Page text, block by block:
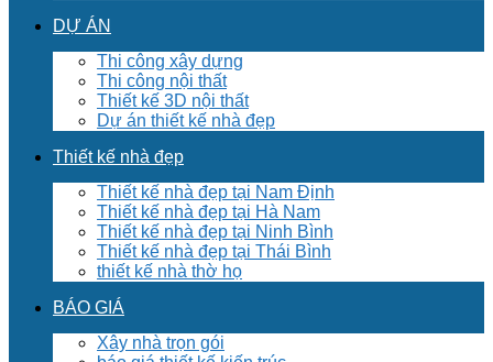
DỰ ÁN
Thi công xây dựng
Thi công nội thất
Thiết kế 3D nội thất
Dự án thiết kế nhà đẹp
Thiết kế nhà đẹp
Thiết kế nhà đẹp tại Nam Định
Thiết kế nhà đẹp tại Hà Nam
Thiết kế nhà đẹp tại Ninh Bình
Thiết kế nhà đẹp tại Thái Bình
thiết kế nhà thờ họ
BÁO GIÁ
Xây nhà trọn gói